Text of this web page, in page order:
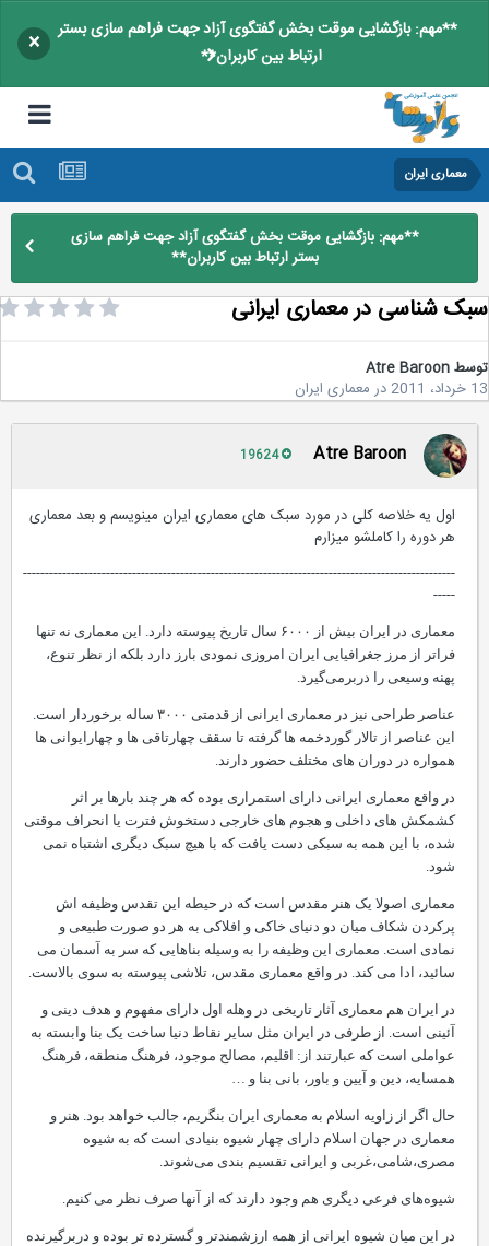
**مهم: بازگشایی موقت بخش گفتگوی آزاد جهت فراهم سازی بستر
ارتباط بین کاربران**
×
معماری ایران
**مهم: بازگشایی موقت بخش گفتگوی آزاد جهت فراهم سازی
بستر ارتباط بین کاربران**
شناسی در معماری ایرانی
Atre Baroon
درمعماری ایران
Atre Baroon
اول یه خلاصه کلی در مورد سبک های معماری ایران مینویسم و بعد معماری
هر دوره را کاملشو میزارم
---------------------------------------------------------------------------------------------------
-----
معماری در ایران بیش از ۶۰۰۰ سال تاریخ پیوسته دارد. این معماری نه تنها
فراتر از مرز جغرافیایی ایران امروزی نمودی بارز دارد بلکه از نظر تنوع،
پهنه وسیعی را دربرمی‌گیرد.
عناصر طراحی نیز در معماری ایرانی از قدمتی ۳۰۰۰ ساله برخوردار است.
این عناصر از تالار گوردخمه ها گرفته تا سقف چهارتاقی ها و چهارایوانی ها
همواره در دوران های مختلف حضور دارند.
در واقع معماری ایرانی دارای استمراری بوده که هر چند بارها بر اثر
کشمکش های داخلی و هجوم های خارجی دستخوش فترت یا انحراف موقتی
شده، با این همه به سبکی دست یافت که با هیچ سبک دیگری اشتباه نمی
شود.
معماری اصولا یک هنر مقدس است که در حیطه این تقدس وظیفه اش
پرکردن شکاف میان دو دنیای خاکی و افلاکی به هر دو صورت طبیعی و
نمادی است. معماری این وظیفه را به وسیله بناهایی که سر به آسمان می
سائید، ادا می کند. در واقع معماری مقدس، تلاشی پیوسته به سوی بالاست.
در ایران هم معماری آثار تاریخی در وهله اول دارای مفهوم و هدف دینی و
آئینی است. از طرفی در ایران مثل سایر نقاط دنیا ساخت یک بنا وابسته به
عواملی است که عبارتند از: اقلیم، مصالح موجود، فرهنگ منطقه، فرهنگ
همسایه، دین و آیین و باور، بانی بنا و …
حال اگر از زاویه اسلام به معماری ایران بنگریم، جالب خواهد بود. هنر و
معماری در جهان اسلام دارای چهار شیوه بنیادی است که به شیوه
مصری،شامی،غربی و ایرانی تقسیم بندی می‌شوند.
شیوه‌های فرعی دیگری هم وجود دارند که از آنها صرف نظر می کنیم.
در این میان شیوه ایرانی از همه ارزشمندتر و گسترده تر بوده و دربرگیرنده